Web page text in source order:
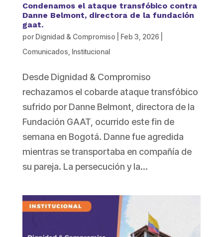
Condenamos el ataque transfóbico contra
Danne Belmont, directora de la fundación
gaat.
por Dignidad & Compromiso Feb 3, 2026
Comunicados Institucional
Desde Dignidad & Compromiso
rechazamos el cobarde ataque transfóbico
sufrido por Danne Belmont, directora de la
Fundación GAAT, ocurrido este fin de
semana en Bogotá. Danne fue agredida
mientras se transportaba en compañía de
su pareja. La persecución y la...